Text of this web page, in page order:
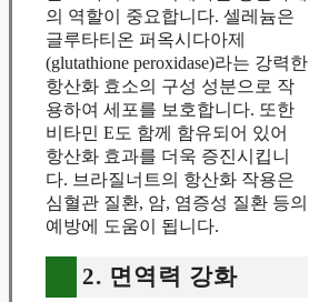
의 역할이 중요합니다. 셀레늄은
글루타티온 퍼옥시다아제
(glutathione peroxidase)라는 강력한
항산화 효소의 구성 성분으로 작
용하여 세포를 보호합니다. 또한
비타민 E도 함께 함유되어 있어
항산화 효과를 더욱 증진시킵니
다. 브라질너트의 항산화 작용은
심혈관 질환, 암, 염증성 질환 등의
예방에 도움이 됩니다.
2. 면역력 강화